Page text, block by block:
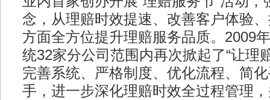
念，从理赔时效提速、改善客户体验
方面全方位提升理赔服务品质。2009
统32家分公司范围内再次掀起了“让理
完善系统、严格制度、优化流程、简
手，进一步深化理赔时效全过程管理